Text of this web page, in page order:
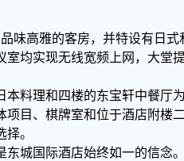
味高雅的客房，并特设有日
均实现无线宽频上网，大堂
料理和四楼的东宝轩中餐厅
目、棋牌室和位于酒店附楼
。
城国际酒店始终如一的信念。